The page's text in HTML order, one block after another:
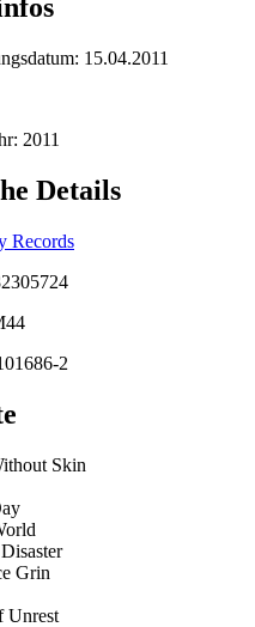
15.04.2011
2011
Details
Records
2
Skin
Grin
Unrest